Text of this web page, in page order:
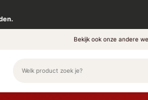
Bekijk ook onze andere